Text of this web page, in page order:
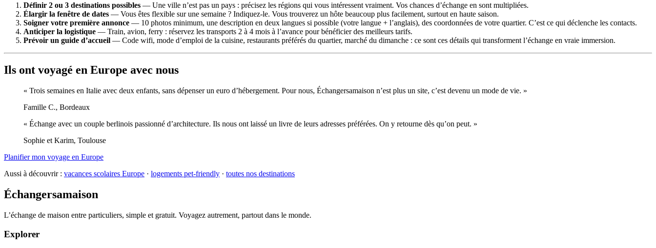
Définir 2 ou 3 destinations possibles — Une ville n’est pas un pays : précisez les régions qui vous intéressent vraiment. Vos chances d’échange en sont multipliées.
Élargir la fenêtre de dates — Vous êtes flexible sur une semaine ? Indiquez-le. Vous trouverez un hôte beaucoup plus facilement, surtout en haute saison.
Soigner votre première annonce — 10 photos minimum, une description en deux langues si possible (votre langue + l’anglais), des coordonnées de votre quartier. C’est ce qui déclenche les contacts.
Anticiper la logistique — Train, avion, ferry : réservez les transports 2 à 4 mois à l’avance pour bénéficier des meilleurs tarifs.
Prévoir un guide d’accueil — Code wifi, mode d’emploi de la cuisine, restaurants préférés du quartier, marché du dimanche : ce sont ces détails qui transforment l’échange en vraie immersion.
Ils ont voyagé en Europe avec nous
« Trois semaines en Italie avec deux enfants, sans dépenser un euro d’hébergement. Pour nous, Échangersamaison n’est plus un site, c’est devenu un mode de vie. »
Famille C., Bordeaux
« Échange avec un couple berlinois passionné d’architecture. Ils nous ont laissé un livre de leurs adresses préférées. On y retourne dès qu’on peut. »
Sophie et Karim, Toulouse
Planifier mon voyage en Europe
Aussi à découvrir : vacances scolaires Europe · logements pet-friendly · toutes nos destinations
Échangersamaison
L’échange de maison entre particuliers, simple et gratuit. Voyagez autrement, partout dans le monde.
Explorer